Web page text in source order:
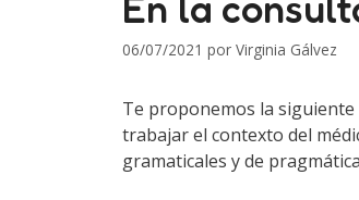
06/07/2021 por Virginia Gálvez
Te proponemos la siguiente
trabajar el contexto del
gramaticales y de